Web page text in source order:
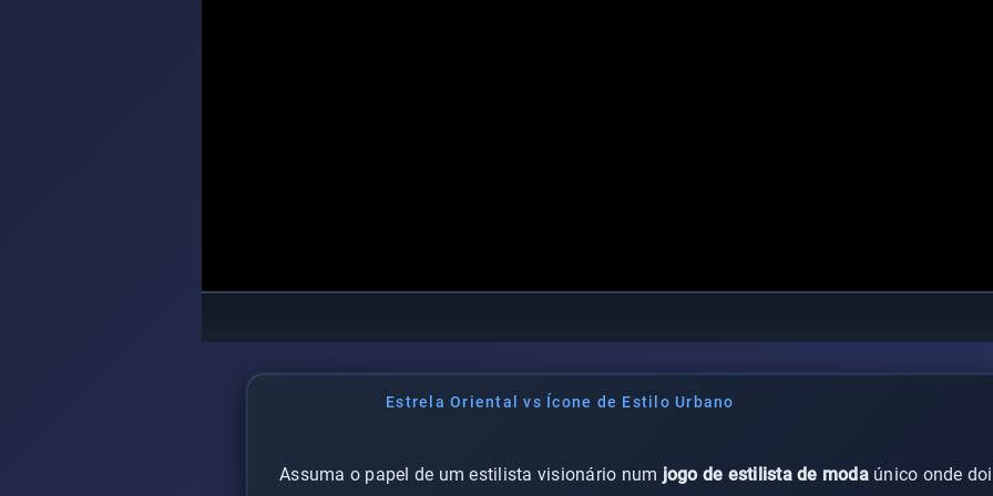
Estrela Oriental vs Ícone de Estilo Urbano
Assuma o papel de um estilista visionário num jogo de estilista de modaúnico onde